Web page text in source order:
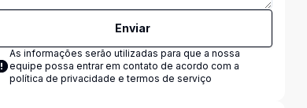
Enviar
As informações serão utilizadas para que a nossa
equipe possa entrar em contato de acordo com a
política de privacidade e termos de serviço